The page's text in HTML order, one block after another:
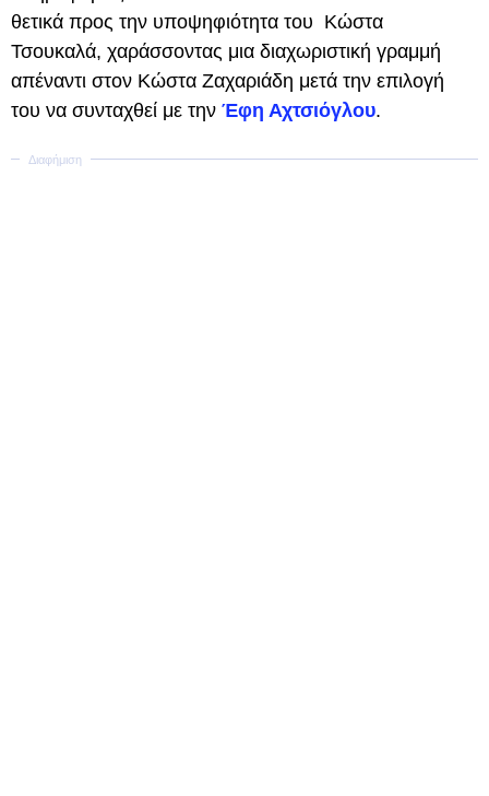
θετικά προς την υποψηφιότητα του Κώστα
Τσουκαλά, χαράσσοντας μια διαχωριστική γραμμή
απέναντι στον Κώστα Ζαχαριάδη μετά την επιλογή
του να συνταχθεί με την Έφη Αχτσιόγλου.